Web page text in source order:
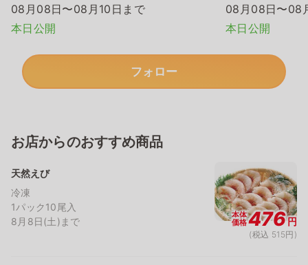
08月08日〜08月10日まで
本日公開
08月08日〜08
本日公開
フォロー
お店からのおすすめ商品
天然えび
冷凍
1パック10尾入
8月8日(土)まで
本体
価格476円
(税込 515円)